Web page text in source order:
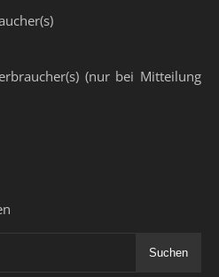
(nur bei Mitteilung
Suchen